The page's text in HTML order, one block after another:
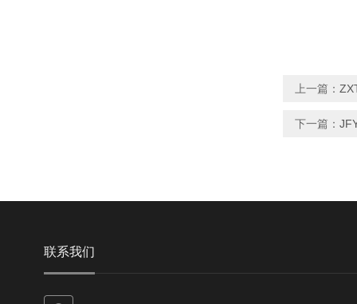
上一篇：
下一篇：
联系我们